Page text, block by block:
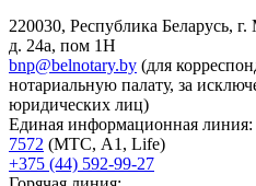
220030, Республика Беларусь,
д. 24а, пом 1Н
bnp@belnotary.by (для
нотариальную палату, за
юридических лиц)
Единая информационная линия:
7572 (МТС, A1, Life)
+375 (44) 592-99-27